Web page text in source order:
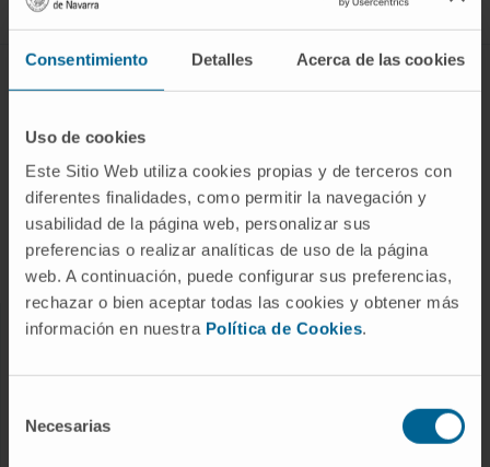
Consentimiento Detalles Acerca de las cookies
Uso de cookies
Este Sitio Web utiliza cookies propias y de terceros con
diferentes finalidades, como permitir la navegación y
usabilidad de la página web, personalizar sus
preferencias o realizar analíticas de uso de la página
web. A continuación, puede configurar sus preferencias,
rechazar o bien aceptar todas las cookies y obtener más
información en nuestra Política de Cookies.
Necesarias
ENFERMEDADES Y TRATAMIENTOS
Enfermedades
Pruebas diagnósticas
Tratamientos
Cuidados en casa
Chequeos y salud
Conozca a los profesionales